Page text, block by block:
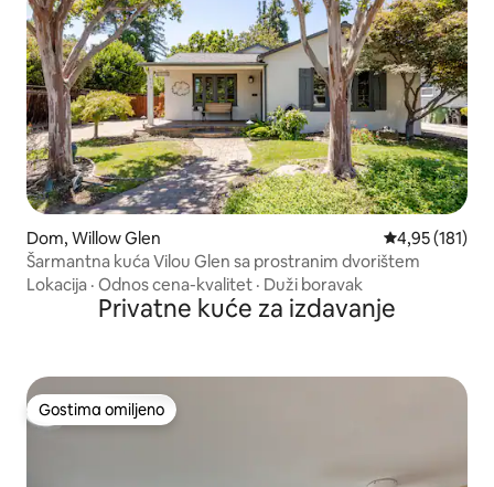
Dom, Willow Glen Prosečna
4,95 (181)
Šarmantna kuća Vilou Glen sa prostranim dvorištem
Lokacija · Odnos cena-kvalitet · Duži boravak
Privatne kuće za izdavanje
Gostima omiljeno
Gostima omiljeno